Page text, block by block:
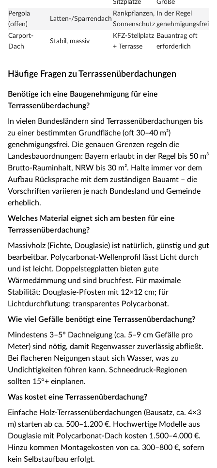
Sitzplätze
Größe
Pergola
(offen)
Latten-/Sparrendach
Rankpflanzen,
Sonnenschutz
In der Regel
genehmigungsfrei
Carport-
Dach
Stabil, massiv
KFZ-Stellplatz
+ Terrasse
Bauantrag oft
erforderlich
Häufige Fragen zu Terrassenüberdachungen
Benötige ich eine Baugenehmigung für eine
Terrassenüberdachung?
In vielen Bundesländern sind Terrassenüberdachungen bis
zu einer bestimmten Grundfläche (oft 30–40 m²)
genehmigungsfrei. Die genauen Grenzen regeln die
Landesbauordnungen: Bayern erlaubt in der Regel bis 50 m³
Brutto-Rauminhalt, NRW bis 30 m². Halte immer vor dem
Aufbau Rücksprache mit dem zuständigen Bauamt – die
Vorschriften variieren je nach Bundesland und Gemeinde
erheblich.
Welches Material eignet sich am besten für eine
Terrassenüberdachung?
Massivholz (Fichte, Douglasie) ist natürlich, günstig und gut
bearbeitbar. Polycarbonat-Wellenprofil lässt Licht durch
und ist leicht. Doppelstegplatten bieten gute
Wärmedämmung und sind bruchfest. Für maximale
Stabilität: Douglasie-Pfosten mit 12×12 cm; für
Lichtdurchflutung: transparentes Polycarbonat.
Wie viel Gefälle benötigt eine Terrassenüberdachung?
Mindestens 3–5° Dachneigung (ca. 5–9 cm Gefälle pro
Meter) sind nötig, damit Regenwasser zuverlässig abfließt.
Bei flacheren Neigungen staut sich Wasser, was zu
Undichtigkeiten führen kann. Schneedruck-Regionen
sollten 15°+ einplanen.
Was kostet eine Terrassenüberdachung?
Einfache Holz-Terrassenüberdachungen (Bausatz, ca. 4×3
m) starten ab ca. 500–1.200 €. Hochwertige Modelle aus
Douglasie mit Polycarbonat-Dach kosten 1.500–4.000 €.
Hinzu kommen Montagekosten von ca. 300–800 €, sofern
kein Selbstaufbau erfolgt.